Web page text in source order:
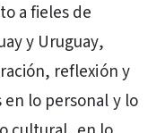
a fieles de
y Uruguay,
reflexión y
lo personal y lo